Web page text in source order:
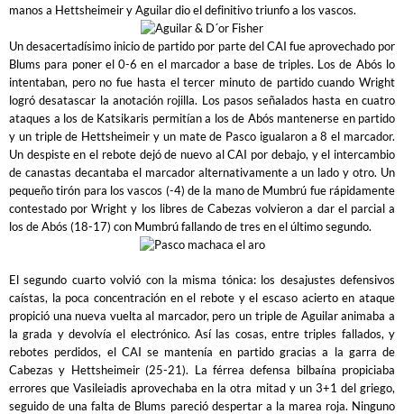
manos a Hettsheimeir y Aguilar dio el definitivo triunfo a los vascos.
Un desacertadísimo inicio de partido por parte del CAI fue aprovechado por
Blums para poner el 0-6 en el marcador a base de triples. Los de Abós lo
intentaban, pero no fue hasta el tercer minuto de partido cuando Wright
logró desatascar la anotación rojilla. Los pasos señalados hasta en cuatro
ataques a los de Katsikaris permitían a los de Abós mantenerse en partido
y un triple de Hettsheimeir y un mate de Pasco igualaron a 8 el marcador.
Un despiste en el rebote dejó de nuevo al CAI por debajo, y el intercambio
de canastas decantaba el marcador alternativamente a un lado y otro. Un
pequeño tirón para los vascos (-4) de la mano de Mumbrú fue rápidamente
contestado por Wright y los libres de Cabezas volvieron a dar el parcial a
los de Abós (18-17) con Mumbrú fallando de tres en el último segundo.
El segundo cuarto volvió con la misma tónica: los desajustes defensivos
caístas, la poca concentración en el rebote y el escaso acierto en ataque
propició una nueva vuelta al marcador, pero un triple de Aguilar animaba a
la grada y devolvía el electrónico. Así las cosas, entre triples fallados, y
rebotes perdidos, el CAI se mantenía en partido gracias a la garra de
Cabezas y Hettsheimeir (25-21). La férrea defensa bilbaína propiciaba
errores que Vasileiadis aprovechaba en la otra mitad y un 3+1 del griego,
seguido de una falta de Blums pareció despertar a la marea roja. Ninguno